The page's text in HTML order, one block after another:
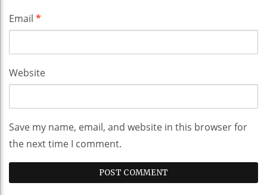
Email *
Website
Save my name, email, and website in this browser for
the next time I comment.